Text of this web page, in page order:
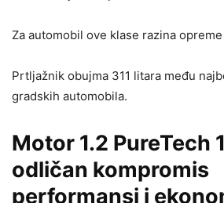
Za automobil ove klase razina
Prtljažnik obujma 311 litara među
gradskih automobila.
Motor 1.2 PureTech
odličan kompromis
performansi i